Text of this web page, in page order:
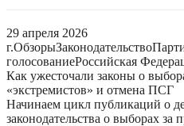
29 апреля 2026
г.ОбзорыЗаконодательство
голосованиеРоссийская
Как ужесточали законы о
«экстремистов» и отмена ПСГ
Начинаем цикл публикаций о
законодательства о выборах за